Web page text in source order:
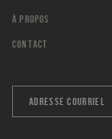
À PROPOS
CONTACT